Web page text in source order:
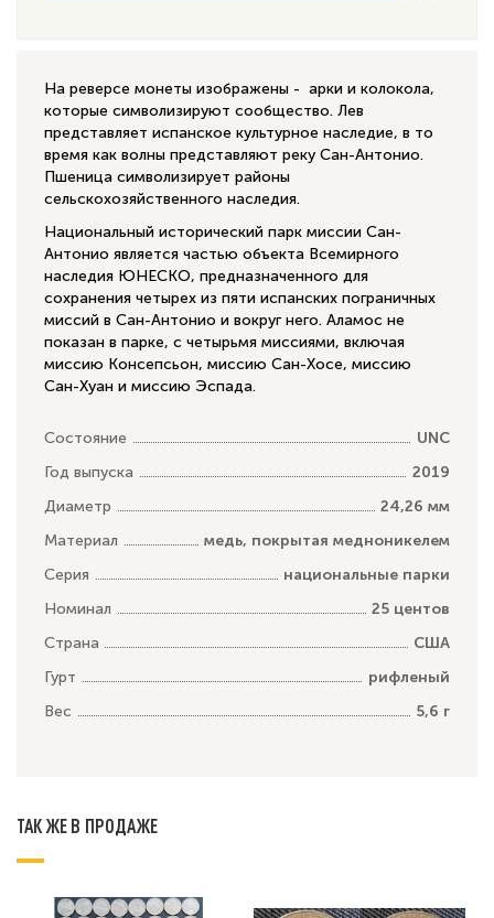
На реверсе монеты изображены - арки и колокола,
которые символизируют сообщество. Лев
представляет испанское культурное наследие, в то
время как волны представляют реку Сан-Антонио.
Пшеница символизирует районы
сельскохозяйственного наследия.
Национальный исторический парк миссии Сан-
Антонио является частью объекта Всемирного
наследия ЮНЕСКО, предназначенного для
сохранения четырех из пяти испанских пограничных
миссий в Сан-Антонио и вокруг него. Аламос не
показан в парке, с четырьмя миссиями, включая
миссию Консепсьон, миссию Сан-Хосе, миссию
Сан-Хуан и миссию Эспада.
Состояние
UNC
Год выпуска
2019
Диаметр
24,26 мм
Материал
медь, покрытая медноникелем
Серия
национальные парки
Номинал
25 центов
Страна
США
Гурт
рифленый
Вес
5,6 г
ТАК ЖЕ В ПРОДАЖЕ